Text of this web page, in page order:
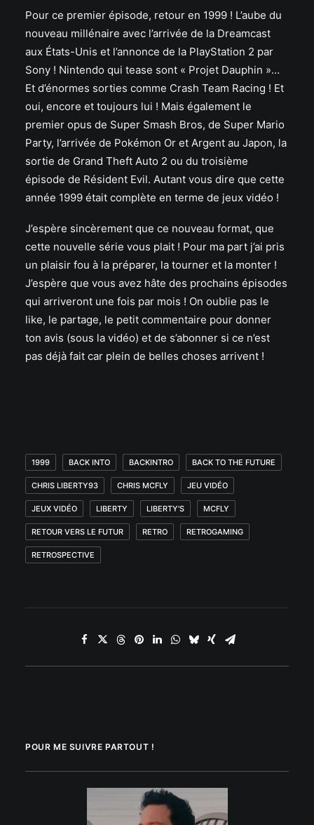
Pour ce premier épisode, retour en 1999 ! L’aube du
nouveau millénaire avec l’arrivée de la Dreamcast
aux États-Unis et l’annonce de la PlayStation 2 par
Sony ! Nintendo qui tease sont « Projet Dauphin »…
Et d’énormes sorties comme Crash Team Racing ! Et
oui, encore et toujours lui ! Mais également le
premier opus de Super Smash Bros, de Super Mario
Party, l’arrivée de Pokémon Or et Argent au Japon, la
sortie de Grand Theft Auto 2 ou du troisième
épisode de Résident Evil. Autant vous dire que cette
année 1999 était complète en terme de jeux vidéo !
J’espère sincèrement que ce nouveau format, que
cette nouvelle série vous plait ! Pour ma part j’ai pris
un plaisir fou à la préparer, la tourner et la monter !
J’espère que vous avez hâte des prochains épisodes
qui arriveront une fois par mois ! On oublie pas le
like, le partage, le petit commentaire pour donner
ton avis (sous la vidéo) et de s’abonner si ce n’est
pas déjà fait car plein de belles choses arrivent !
1999 BACK INTO BACKINTRO BACK TO THE FUTURE
CHRIS LIBERTY93 CHRIS MCFLY JEU VIDÉO
JEUX VIDÉO LIBERTY LIBERTY'S MCFLY
RETOUR VERS LE FUTUR RETRO RETROGAMING
RETROSPECTIVE
POUR ME SUIVRE PARTOUT !